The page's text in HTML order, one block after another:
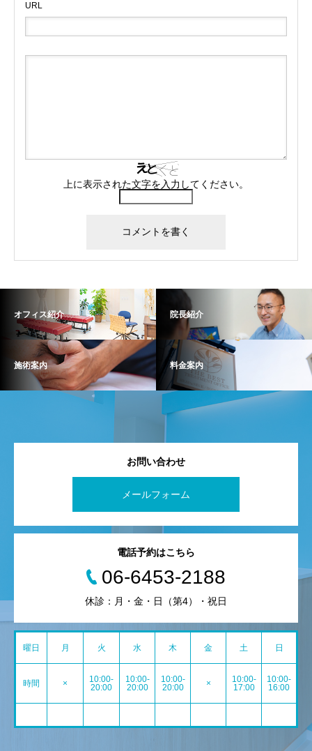
URL
上に表示された文字を入力してください。
オフィス紹介 院長紹介
施術案内 料金案内
お問い合わせ
メールフォーム
電話予約はこちら
06-6453-2188
休診：月・金・日（第4）・祝日
曜日 月 火 水 木 金 土 日
時間 ×
10:00-
20:00
10:00-
20:00
10:00-
20:00
×
10:00-
17:00
10:00-
16:00